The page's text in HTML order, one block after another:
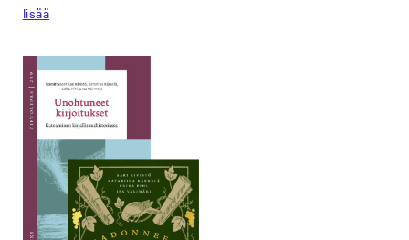
lisää